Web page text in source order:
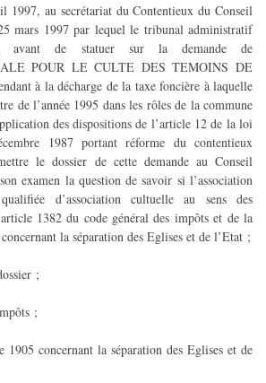
1997, au secrétariat du Contentieux du Conseil
mars 1997 par lequel le tribunal administratif
avant de statuer sur la demande de
POUR LE CULTE DES TEMOINS DE
à la décharge de la taxe foncière à laquelle
de l’année 1995 dans les rôles de la commune
des dispositions de l’article 12 de la loi
1987 portant réforme du contentieux
le dossier de cette demande au Conseil
examen la question de savoir si l’association
d’association cultuelle au sens des
1382 du code général des impôts et de la
la séparation des Eglises et de l’Etat ;
;
;
concernant la séparation des Eglises et de